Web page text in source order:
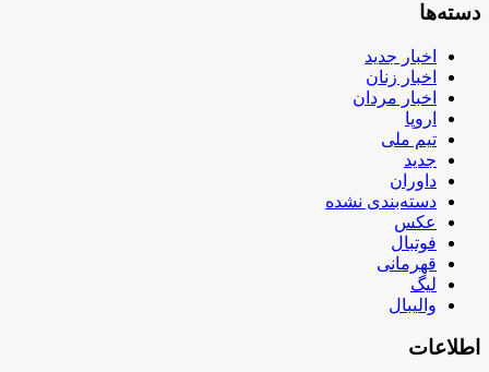
دسته‌ها
اخبار جدید
اخبار زنان
اخبار مردان
اروپا
تیم ملی
جدید
داوران
دسته‌بندی نشده
عکس
فوتبال
قهرمانی
لیگ
والیبال
اطلاعات